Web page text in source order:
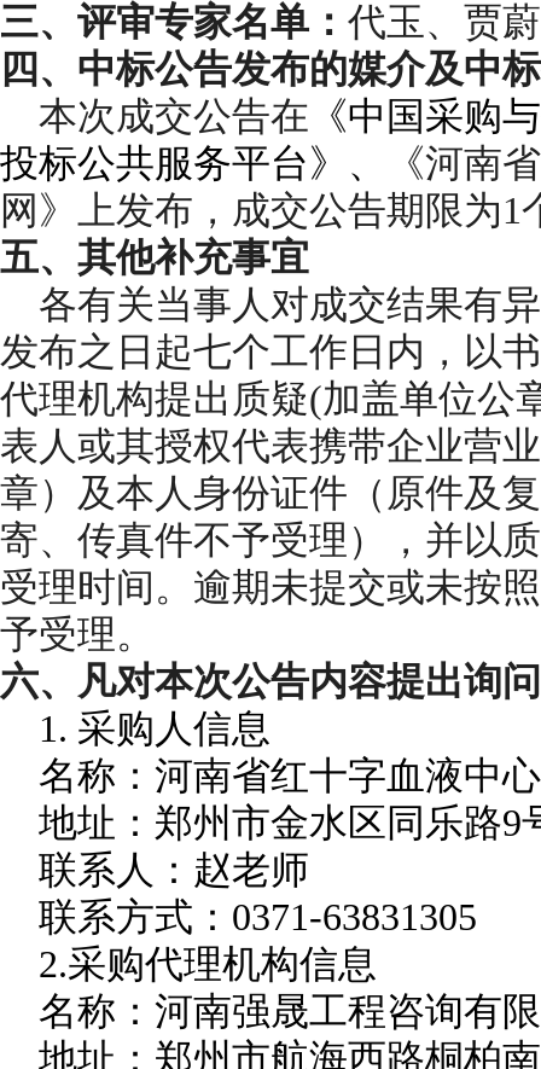
三、评审专家名单： 代玉、贾
四 、 中标公告发布的媒介及中标
本次成交公告在 《中国采购
投标公共服务平台》 、
《河南
网》 上发布， 成交公告期限为1
五、其他补充事宜
各有关当事人对成交结果有
发布之日起七个工作日内，以
代理机构提出质疑(加盖单位公
表人或其授权代表携带企业营
章）及本人身份证件（原件及
寄、传真件不予受理），并以
受理时间。逾期未提交或未按
予受理。
六、凡对本次公告内容提出询
1. 采购 人信息
名称：河南省红十字血液中心
地址：郑州市金水区同乐路9
联系人：赵老师
联系方式： 0371-63831305
2.采购代理机构信息
名称：河南强晟工程咨询有
地址： 郑州市航海西路桐柏